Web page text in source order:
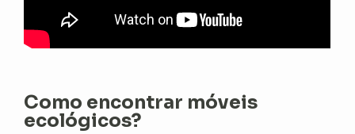
Como encontrar móveis
ecológicos?